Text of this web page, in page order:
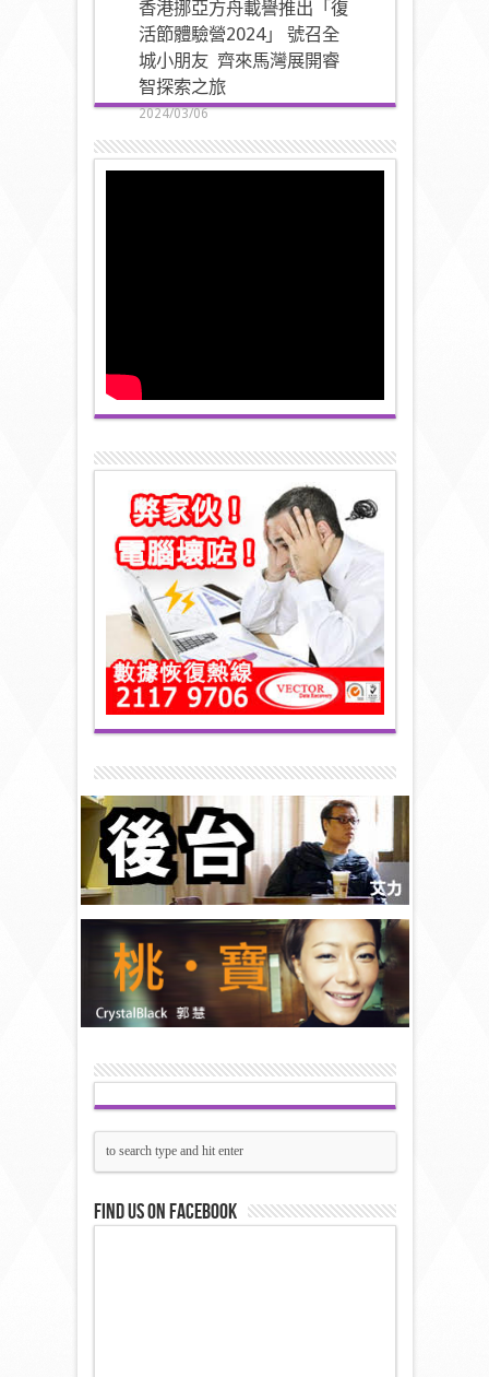
香港挪亞方舟載譽推出「復
活節體驗營2024」 號召全
城小朋友 齊來馬灣展開睿
智探索之旅
2024/03/06
Find us on Facebook